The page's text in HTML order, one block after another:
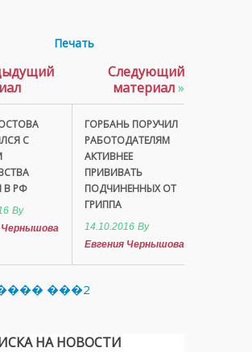
Печать
С
В РФ
By
Чернышова
Следующий
материал»
ГОРБАНЬ ПОРУЧИЛ
РАБОТОДАТЕЛЯМ
АКТИВНЕЕ
ПРИВИВАТЬ
ПОДЧИНЕННЫХ ОТ
ГРИППА
14.10.2016 By
Евгения Чернышова
���2
НА НОВОСТИ